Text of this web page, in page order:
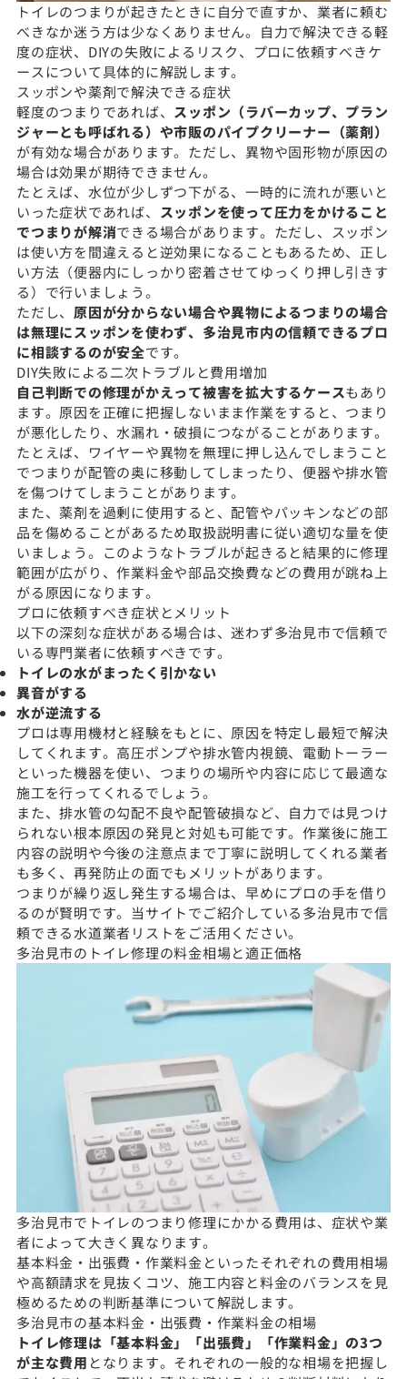
トイレのつまりが起きたときに自分で直すか、業者に頼む
べきなか迷う方は少なくありません。自力で解決できる軽
度の症状、DIYの失敗によるリスク、プロに依頼すべきケ
ースについて具体的に解説します。
スッポンや薬剤で解決できる症状
軽度のつまりであれば、 スッポン（ラバーカップ、プラン
ジャーとも呼ばれる）や市販のパイプクリーナー（薬剤）
が有効な場合があります。ただし、異物や固形物が原因の
場合は効果が期待できません。
たとえば、水位が少しずつ下がる、一時的に流れが悪いと
いった症状であれば、 スッポンを使って圧力をかけること
でつまりが解消できる場合があります。ただし、スッポン
は使い方を間違えると逆効果になることもあるため、正し
い方法（便器内にしっかり密着させてゆっくり押し引きす
る）で行いましょう。
ただし、 原因が分からない場合や異物によるつまりの場合
は無理にスッポンを使わず、多治見市内の信頼できるプロ
に相談するのが安全です。
DIY失敗による二次トラブルと費用増加
自己判断での修理がかえって被害を拡大するケースもあり
ます。原因を正確に把握しないまま作業をすると、つまり
が悪化したり、水漏れ・破損につながることがあります。
たとえば、ワイヤーや異物を無理に押し込んでしまうこと
でつまりが配管の奥に移動してしまったり、便器や排水管
を傷つけてしまうことがあります。
また、薬剤を過剰に使用すると、配管やパッキンなどの部
品を傷めることがあるため取扱説明書に従い適切な量を使
いましょう。このようなトラブルが起きると結果的に修理
範囲が広がり、作業料金や部品交換費などの費用が跳ね上
がる原因になります。
プロに依頼すべき症状とメリット
以下の深刻な症状がある場合は、迷わず多治見市で信頼で
いる専門業者に依頼すべきです。
トイレの水がまったく引かない
異音がする
水が逆流する
プロは専用機材と経験をもとに、原因を特定し最短で解決
してくれます。高圧ポンプや排水管内視鏡、電動トーラー
といった機器を使い、つまりの場所や内容に応じて最適な
施工を行ってくれるでしょう。
また、排水管の勾配不良や配管破損など、自力では見つけ
られない根本原因の発見と対処も可能です。作業後に施工
内容の説明や今後の注意点まで丁寧に説明してくれる業者
も多く、再発防止の面でもメリットがあります。
つまりが繰り返し発生する場合は、早めにプロの手を借り
るのが賢明です。当サイトでご紹介している多治見市で信
頼できる水道業者リストをご活用ください。
多治見市のトイレ修理の料金相場と適正価格
多治見市でトイレのつまり修理にかかる費用は、症状や業
者によって大きく異なります。
基本料金・出張費・作業料金といったそれぞれの費用相場
や高額請求を見抜くコツ、施工内容と料金のバランスを見
極めるための判断基準について解説します。
多治見市の基本料金・出張費・作業料金の相場
トイレ修理は「基本料金」「出張費」「作業料金」の3つ
が主な費用 となります。それぞれの一般的な相場を把握し